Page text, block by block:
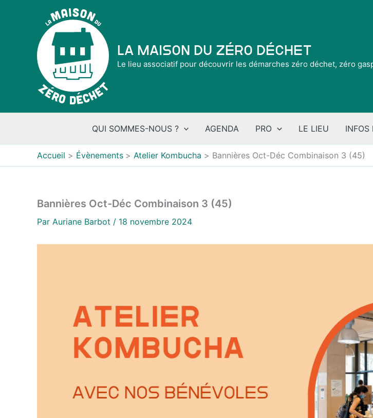
La Maison du Zéro Déchet
Le lieu associatif pour découvrir les démarches zéro déchet, zéro
QUI SOMMES-NOUS ? AGENDA PRO LE LIEU INFOS
Accueil Évènements Atelier Kombucha Bannières Oct-Déc Combinaison 3 (45)
Bannières Oct-Déc Combinaison 3 (45)
Par Auriane Barbot / 18 novembre 2024